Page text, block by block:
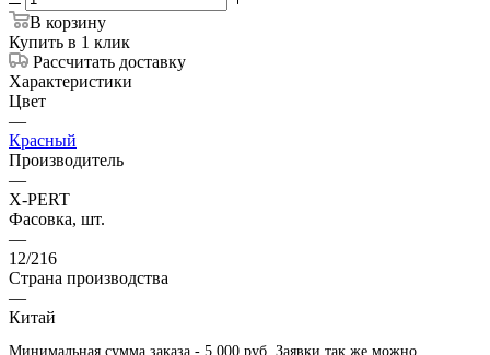
В корзину
Купить в 1 клик
Рассчитать доставку
Характеристики
Цвет
—
Красный
Производитель
—
X-PERT
Фасовка, шт.
—
12/216
Страна производства
—
Китай
Минимальная сумма заказа - 5 000 руб. Заявки так же можно